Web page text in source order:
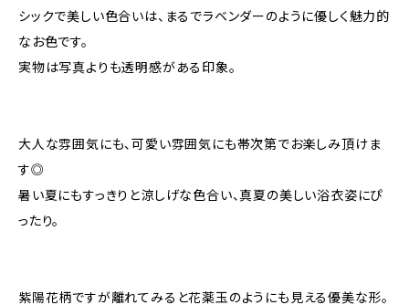
シックで美しい色合いは、まるでラベンダーのように優しく魅力的
なお色です。
実物は写真よりも透明感がある印象。
大人な雰囲気にも、可愛い雰囲気にも帯次第でお楽しみ頂けま
す◎
暑い夏にもすっきりと涼しげな色合い、真夏の美しい浴衣姿にぴ
ったり。
紫陽花柄ですが離れてみると花薬玉のようにも見える優美な形。